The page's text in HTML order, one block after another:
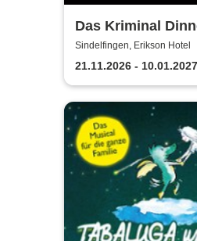
Das Kriminal
morter - Der letzte
Sindelfingen, Erikson Hotel
21.11.2026 - 10.01.2027